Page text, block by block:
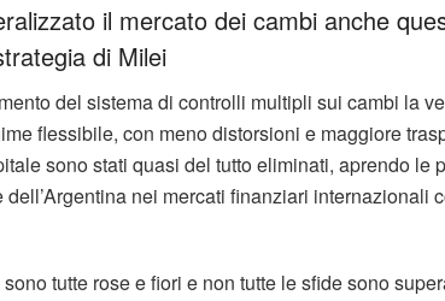
il mercato dei cambi anche
di Milei
del sistema di controlli multipli sui cambi la
flessibile, con meno distorsioni e maggiore
sono stati quasi del tutto eliminati, aprendo le
nei mercati finanziari internazionali
tutte rose e fiori e non tutte le sfide sono